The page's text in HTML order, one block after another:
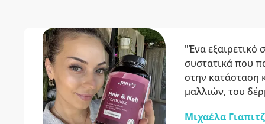
"Ένα εξαιρετικό
συστατικά που
στην κατάσταση
μαλλιών, του
Μιχαέλα